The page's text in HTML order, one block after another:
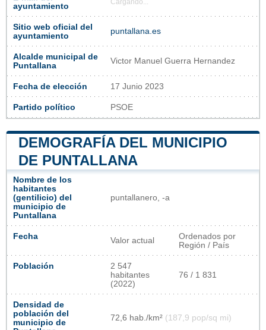
ayuntamiento
Cargando...
Sitio web oficial del
ayuntamiento
puntallana.es
Alcalde municipal de
Puntallana
Victor Manuel Guerra Hernandez
Fecha de elección 17 Junio 2023
Partido político PSOE
DEMOGRAFÍA DEL MUNICIPIO
DE PUNTALLANA
Nombre de los
habitantes
(gentilicio) del
municipio de
Puntallana
puntallanero, -a
Fecha Valor actual
Ordenados por
Región / País
Población
2 547
habitantes
(2022)
76 / 1 831
Densidad de
población del
municipio de
72,6 hab./km² (187,9 pop/sq mi)